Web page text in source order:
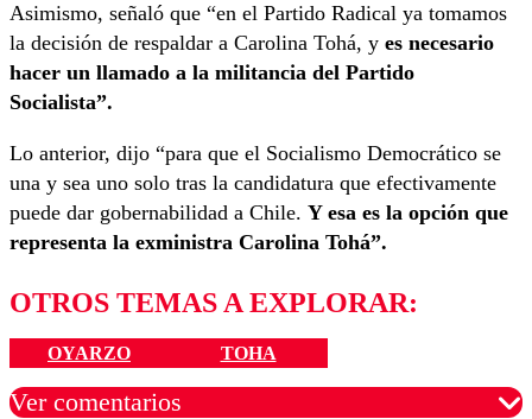
Asimismo, señaló que “en el Partido Radical ya tomamos
la decisión de respaldar a Carolina Tohá, y es necesario
hacer un llamado a la militancia del Partido
Socialista”.
Lo anterior, dijo “para que el Socialismo Democrático se
una y sea uno solo tras la candidatura que efectivamente
puede dar gobernabilidad a Chile. Y esa es la opción que
representa la exministra Carolina Tohá”.
OTROS TEMAS A EXPLORAR:
OYARZO TOHA
Ver comentarios